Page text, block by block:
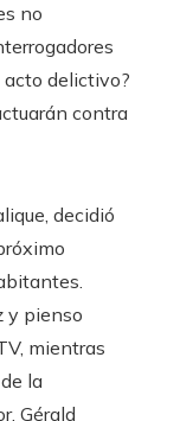
no
acto delictivo?
contra
decidió
y pienso
mientras
la
Gérald